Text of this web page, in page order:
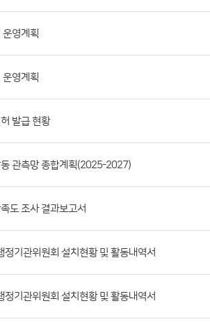
영계획
영계획
발급 현황
관측망 종합계획(2025-2027)
도 조사 결과보고서
기관위원회 설치현황 및 활동내역서
기관위원회 설치현황 및 활동내역서